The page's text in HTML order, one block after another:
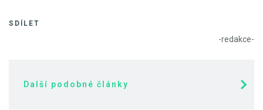
-redakce-
SDÍLET
Další podobné články